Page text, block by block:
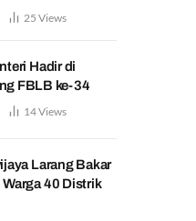
25 Views
Hadir di
FBLB ke-34
14Views
Larang Bakar
40 Distrik